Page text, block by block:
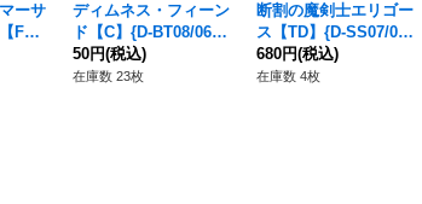
ーサ
F
》
ディムネス・フィーン
ド【C】{D-BT08/068}
《ダークステイツ》
50円(税込)
在庫数 23枚
断割の魔剣士エリゴー
ス【TD】{D-SS07/01
9}《ダークステイツ》
680円(税込)
在庫数 4枚